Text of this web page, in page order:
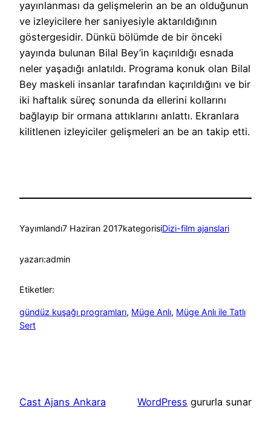
yayınlanması da gelişmelerin an be an olduğunun
ve izleyicilere her saniyesiyle aktarıldığının
göstergesidir. Dünkü bölümde de bir önceki
yayında bulunan Bilal Bey’in kaçırıldığı esnada
neler yaşadığı anlatıldı. Programa konuk olan Bilal
Bey maskeli insanlar tarafından kaçırıldığını ve bir
iki haftalık süreç sonunda da ellerini kollarını
bağlayıp bir ormana attıklarını anlattı. Ekranlara
kilitlenen izleyiciler gelişmeleri an be an takip etti.
Yayımlandı7 Haziran 2017kategorisiDizi-film ajanslari
yazarı:admin
Etiketler:
gündüz kuşağı programları, Müge Anlı, Müge Anlı ile Tatlı
Sert
Cast Ajans Ankara WordPress gururla sunar